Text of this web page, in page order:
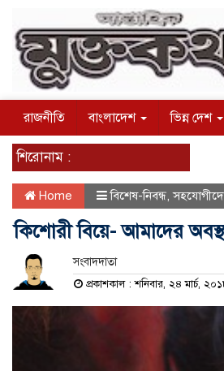
রাজনীতি বাংলাদেশ ভিন্ন দেশ
শিরোনাম :
Home বিশেষ-নিবন্ধ,
কিশোরী বিয়ে- আমাদের
সংবাদদাতা
প্রকাশকাল : শনিবার, ২৪ মার্চ,